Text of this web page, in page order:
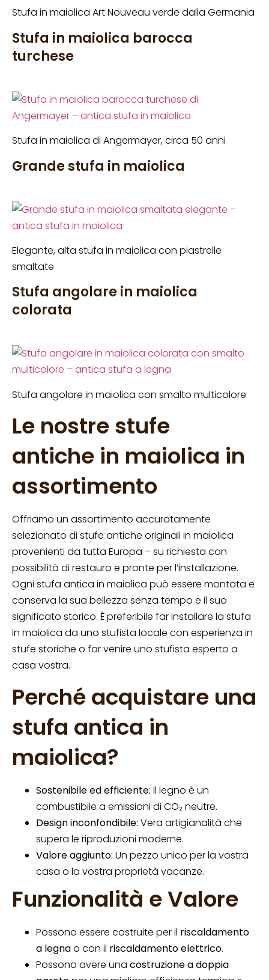
Stufa in maiolica Art Nouveau verde dalla Germania
Stufa in maiolica barocca
turchese
Stufa in maiolica di Angermayer, circa 50 anni
Grande stufa in maiolica
Elegante, alta stufa in maiolica con piastrelle
smaltate
Stufa angolare in maiolica
colorata
Stufa angolare in maiolica con smalto multicolore
Le nostre stufe
antiche in maiolica in
assortimento
Offriamo un assortimento accuratamente
selezionato di stufe antiche originali in maiolica
provenienti da tutta Europa – su richiesta con
possibilità di restauro e pronte per l’installazione.
Ogni stufa antica in maiolica può essere montata e
conserva la sua bellezza senza tempo e il suo
significato storico. È preferibile far installare la stufa
in maiolica da uno stufista locale con esperienza in
stufe storiche o far venire uno stufista esperto a
casa vostra.
Perché acquistare una
stufa antica in
maiolica?
Sostenibile ed efficiente: Il legno è un
combustibile a emissioni di CO₂ neutre.
Design inconfondibile: Vera artigianalità che
supera le riproduzioni moderne.
Valore aggiunto: Un pezzo unico per la vostra
casa o la vostra proprietà vacanze.
Funzionalità e Valore
Possono essere costruite per il riscaldamento
a legnao con il riscaldamento elettrico.
Possono avere una costruzione a doppia